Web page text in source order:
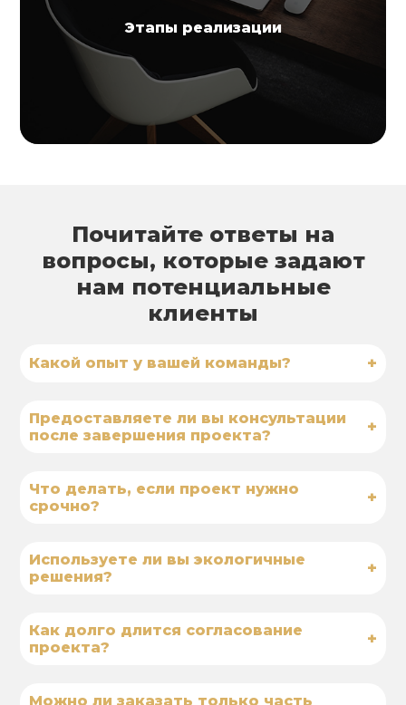
Этапы реализации
Почитайте ответы на
вопросы, которые задают
нам потенциальные
клиенты
Какой опыт у вашей команды? +
Предоставляете ли вы консультации
после завершения проекта?
+
Что делать, если проект нужно
срочно?
+
Используете ли вы экологичные
решения?
+
Как долго длится согласование
проекта?
+
Можно ли заказать только часть